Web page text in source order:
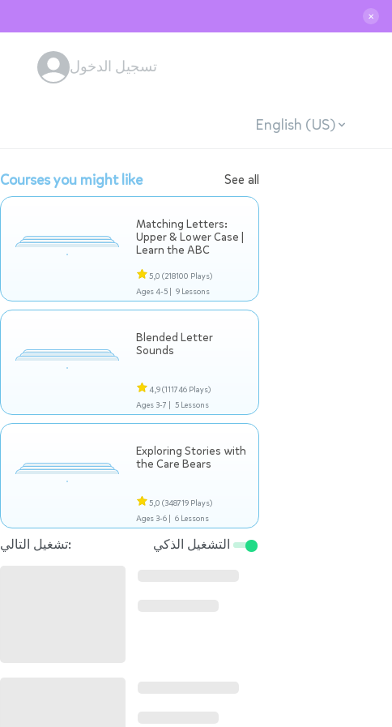
✕
تسجيل الدخول
English (US)
Courses you might like See all
Matching Letters:
Upper & Lower Case |
Learn the ABC
5,0 (218100 Plays)
Ages 4-5 | 9 Lessons
Blended Letter
Sounds
4,9(111746 Plays)
Ages 3-7 | 5 Lessons
Exploring Stories with
the Care Bears
5,0 (348719 Plays)
Ages 3-6 | 6 Lessons
تشغيل التالي: